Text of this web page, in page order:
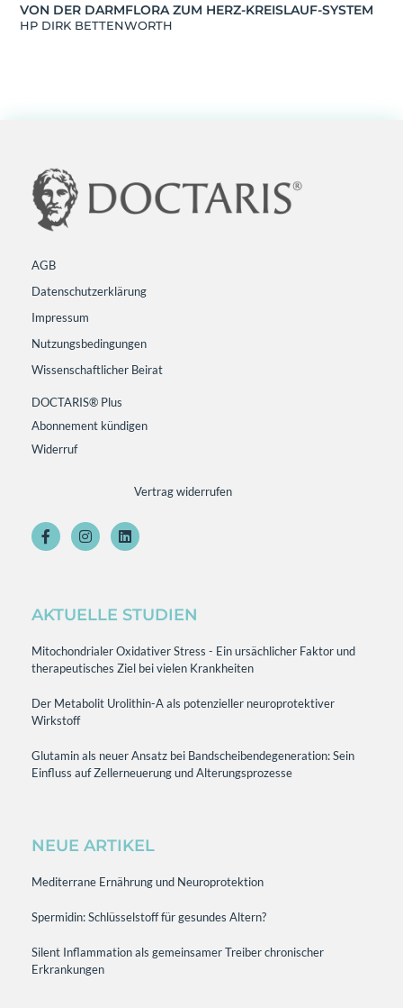
VON DER DARMFLORA ZUM HERZ-KREISLAUF-SYSTEM
HP DIRK BETTENWORTH
AGB
Datenschutzerklärung
Impressum
Nutzungsbedingungen
Wissenschaftlicher Beirat
DOCTARIS® Plus
Abonnement kündigen
Widerruf
Vertrag widerrufen
AKTUELLE STUDIEN
Mitochondrialer Oxidativer Stress - Ein ursächlicher Faktor und
therapeutisches Ziel bei vielen Krankheiten
Der Metabolit Urolithin-A als potenzieller neuroprotektiver
Wirkstoff
Glutamin als neuer Ansatz bei Bandscheibendegeneration: Sein
Einfluss auf Zellerneuerung und Alterungsprozesse
NEUE ARTIKEL
Mediterrane Ernährung und Neuroprotektion
Spermidin: Schlüsselstoff für gesundes Altern?
Silent Inflammation als gemeinsamer Treiber chronischer
Erkrankungen